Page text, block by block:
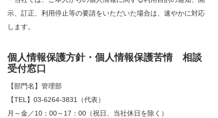
示、訂正、利用停止等の要請をいただいた場合は、速やかに対応
します。
個人情報保護方針・個人情報保護苦情 相談
受付窓口
【部門名】管理部
【TEL】03-6264-3831（代表）
月～金／10：00～17：00（祝日、当社休日を除く）